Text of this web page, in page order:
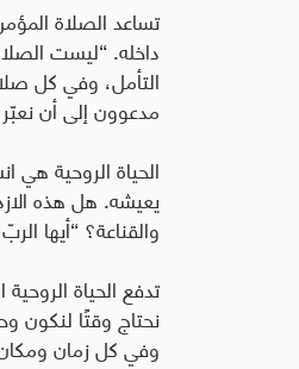
تساعد الصلاة
داخله. “ليست
التأمل، وفي كل
مدعوون إلى أن
الحياة الروحية هي
يعيشه. هل هذه
والقناعة؟ “أيها
تدفع الحياة
نحتاج وقتًا لنكون
وفي كل زمان